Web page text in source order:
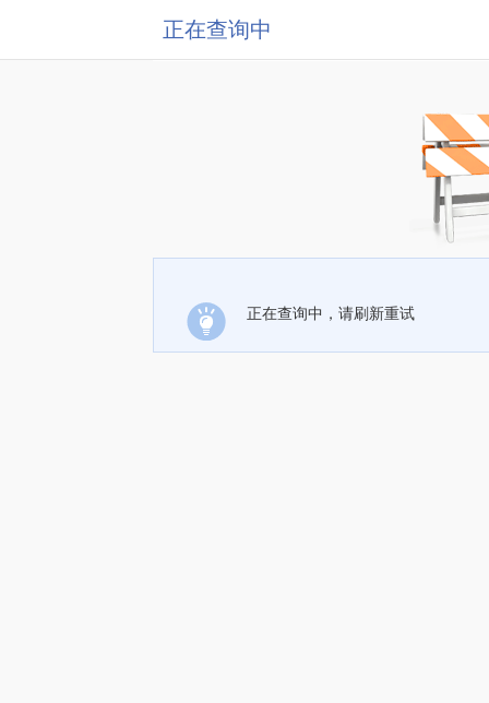
正在查询中
正在查询中，请刷新重试